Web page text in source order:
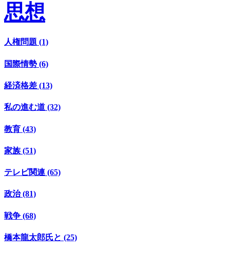
思想
人権問題 (1)
国際情勢 (6)
経済格差 (13)
私の進む道 (32)
教育 (43)
家族 (51)
テレビ関連 (65)
政治 (81)
戦争 (68)
橋本龍太郎氏と (25)